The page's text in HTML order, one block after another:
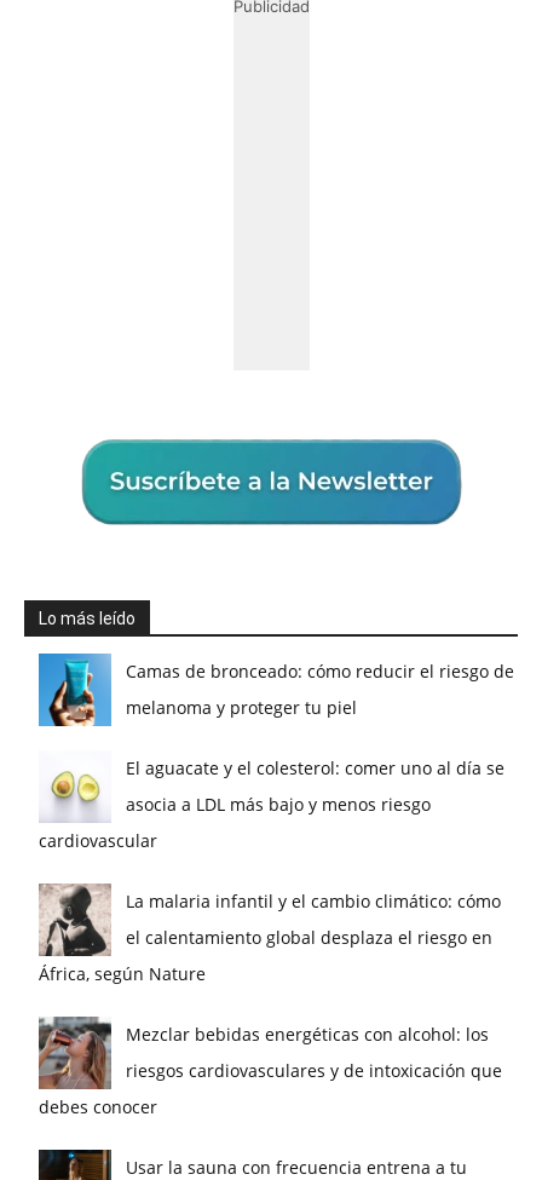
Publicidad
Lo más leído
Camas de bronceado: cómo reducir el riesgo de
melanoma y proteger tu piel
El aguacate y el colesterol: comer uno al día se
asocia a LDL más bajo y menos riesgo
cardiovascular
La malaria infantil y el cambio climático: cómo
el calentamiento global desplaza el riesgo en
África, según Nature
Mezclar bebidas energéticas con alcohol: los
riesgos cardiovasculares y de intoxicación que
debes conocer
Usar la sauna con frecuencia entrena a tu